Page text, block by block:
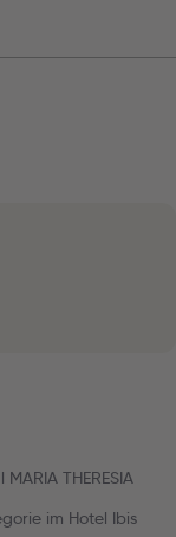
THERESIA
im Hotel Ibis